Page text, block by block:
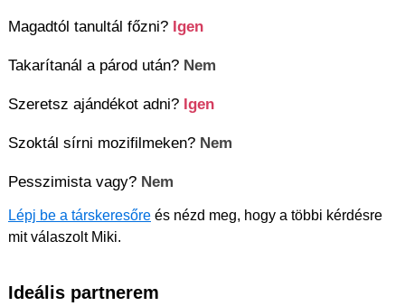
Magadtól tanultál főzni? Igen
Takarítanál a párod után? Nem
Szeretsz ajándékot adni? Igen
Szoktál sírni mozifilmeken? Nem
Pesszimista vagy? Nem
Lépj be a társkeresőre és nézd meg, hogy a többi kérdésre
mit válaszolt Miki.
Ideális partnerem